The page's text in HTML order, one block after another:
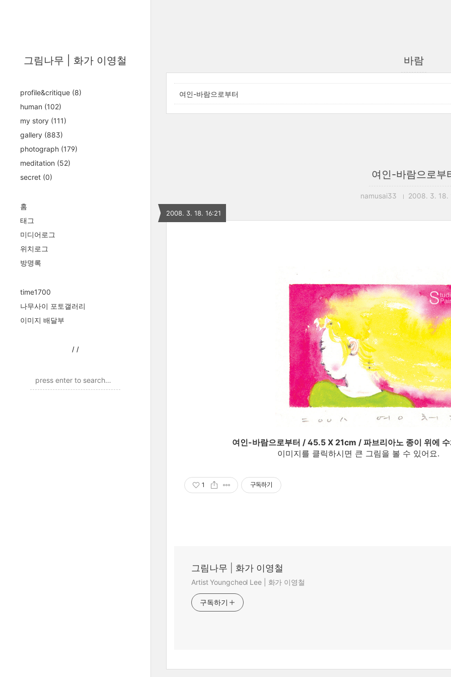
그림나무 | 화가 이영철
profile&critique (8)
human (102)
my story (111)
gallery (883)
photograph (179)
meditation (52)
secret (0)
홈
태그
미디어로그
위치로그
방명록
time1700
나무사이 포토갤러리
이미지 배달부
/ /
바람
여인-바람으로부터
여인-바람으로부
namusai33 2008. 3. 18.
2008. 3. 18. 16:21
여인-바람으로부터 / 45.5 X 21cm / 파브리아노 종이 위에
이미지를 클릭하시면 큰 그림을 볼 수 있어요.
1 구독하기
그림나무 | 화가 이영철
Artist Youngcheol Lee | 화가 이영철
구독하기